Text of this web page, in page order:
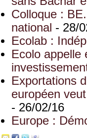
Colloque :
national - 28/
Ecolab :
Ecolo appelle
Exportations
européen
- 26/02/16
Europe :